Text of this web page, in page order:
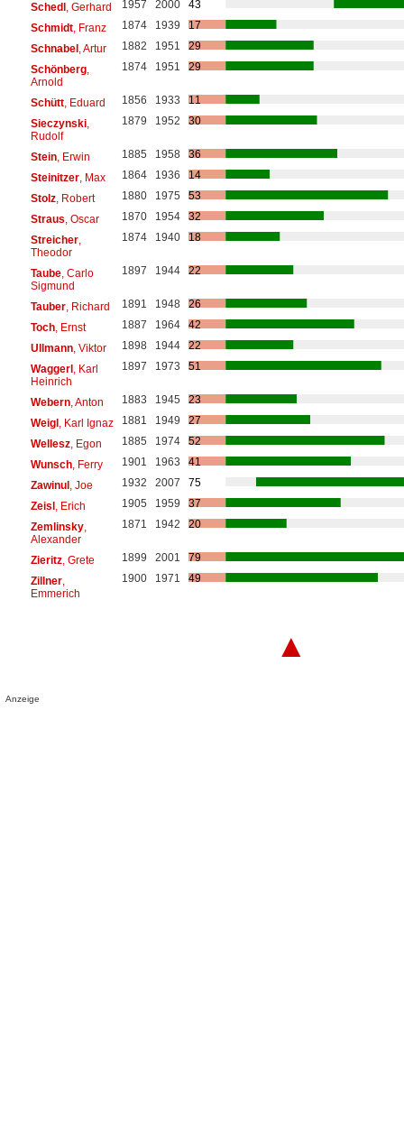
Schedl, Gerhard 1957 2000
43
Schmidt, Franz 1874 1939
17
Schnabel, Artur 1882 1951
29
Schönberg,
Arnold
1874 1951 29
Schütt, Eduard 1856 1933
11
Sieczynski,
Rudolf
1879 1952 30
Stein, Erwin 1885 1958
36
Steinitzer, Max 1864 1936
14
Stolz, Robert 1880 1975
53
Straus , Oscar 1870 1954
32
Streicher,
Theodor
1874 1940 18
Taube, Carlo
Sigmund
1897 1944 22
Tauber, Richard 1891 1948
26
Toch, Ernst 1887 1964
42
Ullmann, Viktor 1898 1944
22
Waggerl, Karl
Heinrich
1897 1973 51
Webern, Anton 1883 1945
23
Weigl, Karl Ignaz 1881 1949
27
Wellesz, Egon 1885 1974
52
Wunsch, Ferry 1901 1963
41
Zawinul, Joe 1932 2007
75
Zeisl, Erich 1905 1959
37
Zemlinsky,
Alexander
1871 1942 20
Zieritz, Grete 1899 2001
79
Zillner,
Emmerich
1900 1971 49
▲
Anzeige